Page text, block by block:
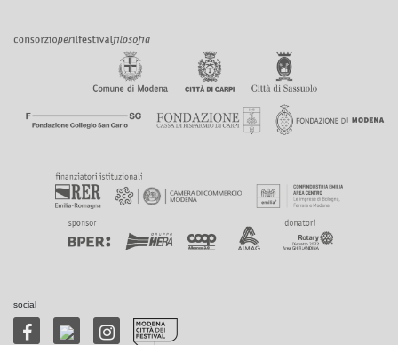
social